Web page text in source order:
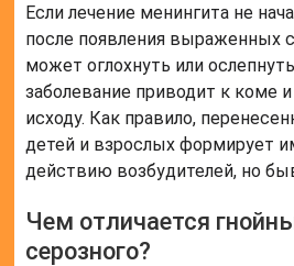
Если лечение менингита не
после появления выраженных
может оглохнуть или
заболевание приводит к коме
исходу. Как правило,
детей и взрослых формирует
действию возбудителей, но
Чем отличается
серозного?